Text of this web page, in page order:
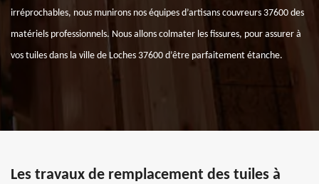
irréprochables, nous munirons nos équipes d’artisans couvreurs 37600 des
matériels professionnels. Nous allons colmater les fissures, pour assurer à
vos tuiles dans la ville de Loches 37600 d’être parfaitement étanche.
Les travaux de remplacement des tuiles à